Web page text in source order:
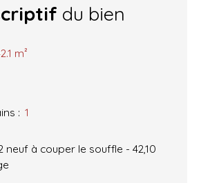
du bien
m²
: 1
neuf à couper le souffle - 42,10